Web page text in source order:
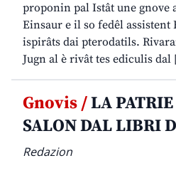
proponin pal Istât une gnove
Einsaur e il so fedêl
ispirâts dai pterodatils.
Jugn al è rivât tes ediculis dal
Gnovis /LA
SALON DAL LIBRI
Redazion